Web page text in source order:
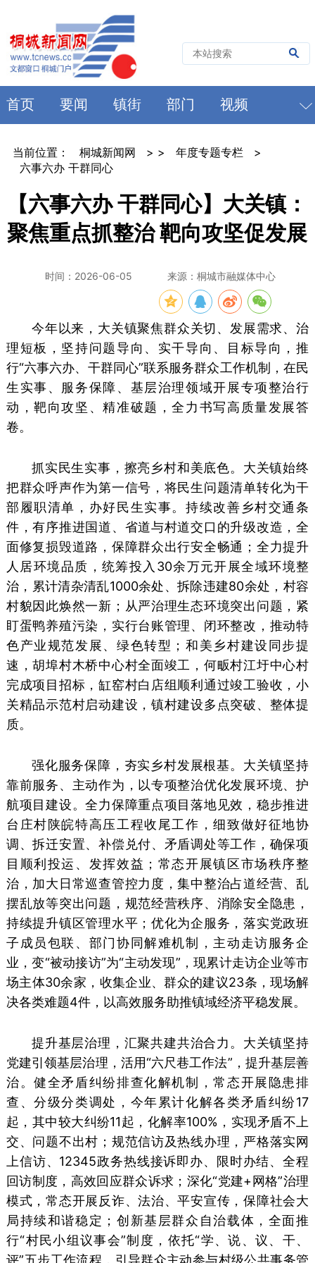
首页 要闻 镇街 部门 视频
当前位置： 桐城新闻网 > > 年度专题专栏
>
六事六办 干群同心
【六事六办 干群同心】大关镇：
聚焦重点抓整治 靶向攻坚促发展
时间：2026-06-05 来源：桐城市融媒体中心
今年以来，大关镇聚焦群众关切、发展需求、治
理短板，坚持问题导向、实干导向、目标导向，推
行“六事六办、干群同心”联系服务群众工作机制，在民
生实事、服务保障、基层治理领域开展专项整治行
动，靶向攻坚、精准破题，全力书写高质量发展答
卷。
抓实民生实事，擦亮乡村和美底色。大关镇始终
把群众呼声作为第一信号，将民生问题清单转化为干
部履职清单，办好民生实事。持续改善乡村交通条
件，有序推进国道、省道与村道交口的升级改造，全
面修复损毁道路，保障群众出行安全畅通；全力提升
人居环境品质，统筹投入30余万元开展全域环境整
治，累计清杂清乱1000余处、拆除违建80余处，村容
村貌因此焕然一新；从严治理生态环境突出问题，紧
盯蛋鸭养殖污染，实行台账管理、闭环整改，推动特
色产业规范发展、绿色转型；和美乡村建设同步提
速，胡埠村木桥中心村全面竣工，何畈村江圩中心村
完成项目招标，缸窑村白店组顺利通过竣工验收，小
关精品示范村启动建设，镇村建设多点突破、整体提
质。
强化服务保障，夯实乡村发展根基。大关镇坚持
靠前服务、主动作为，以专项整治优化发展环境、护
航项目建设。全力保障重点项目落地见效，稳步推进
台庄村陕皖特高压工程收尾工作，细致做好征地协
调、拆迁安置、补偿兑付、矛盾调处等工作，确保项
目顺利投运、发挥效益；常态开展镇区市场秩序整
治，加大日常巡查管控力度，集中整治占道经营、乱
摆乱放等突出问题，规范经营秩序、消除安全隐患，
持续提升镇区管理水平；优化为企服务，落实党政班
子成员包联、部门协同解难机制，主动走访服务企
业，变“被动接访”为“主动发现”，现累计走访企业等市
场主体30余家，收集企业、群众的建议23条，现场解
决各类难题4件，以高效服务助推镇域经济平稳发展。
提升基层治理，汇聚共建共治合力。大关镇坚持
党建引领基层治理，活用“六尺巷工作法”，提升基层善
治。健全矛盾纠纷排查化解机制，常态开展隐患排
查、分级分类调处，今年累计化解各类矛盾纠纷17
起，其中较大纠纷11起，化解率100%，实现矛盾不上
交、问题不出村；规范信访及热线办理，严格落实网
上信访、12345政务热线接诉即办、限时办结、全程
回访制度，高效回应群众诉求；深化“党建+网格”治理
模式，常态开展反诈、法治、平安宣传，保障社会大
局持续和谐稳定；创新基层群众自治载体，全面推
行“村民小组议事会”制度，依托“学、说、议、干、
评”五步工作流程，引导群众主动参与村级公共事务管